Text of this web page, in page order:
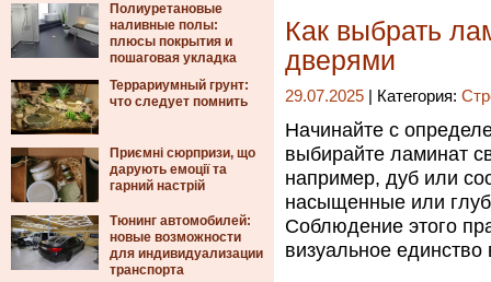
Полиуретановые
наливные полы:
плюсы покрытия и
пошаговая укладка
Террариумный грунт:
что следует помнить
Приємні сюрпризи, що
дарують емоції та
гарний настрій
Тюнинг автомобилей:
новые возможности
для индивидуализации
транспорта
Как выбрать
дверями
29.07.2025 | Категория:
Начинайте с
выбирайте ламинат
например, дуб или
насыщенные или
Соблюдение этого
визуальное